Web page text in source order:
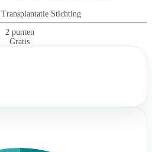
Transplantatie Stichting
2 punten
Gratis